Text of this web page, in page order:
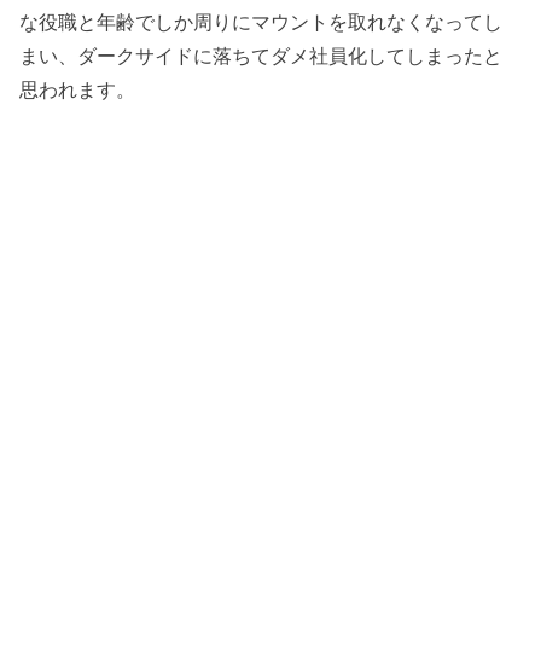
な役職と年齢でしか周りにマウントを取れなくなってし
まい、ダークサイドに落ちてダメ社員化してしまったと
思われます。